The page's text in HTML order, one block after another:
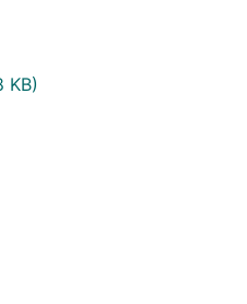
KB)